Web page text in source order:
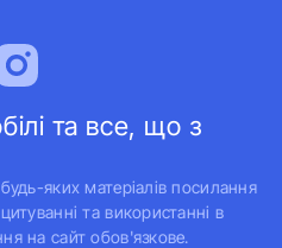
та все, що з
яких матеріалів посилання
та використанні в
на сайт обов'язкове.